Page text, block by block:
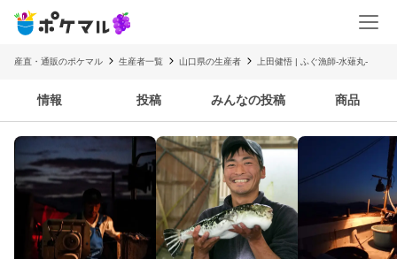
産直・通販のポケマル 生産者一覧 山口県の生産者 上田健悟 | ふぐ漁師-水薙丸-
情報 投稿 みんなの投稿 商品